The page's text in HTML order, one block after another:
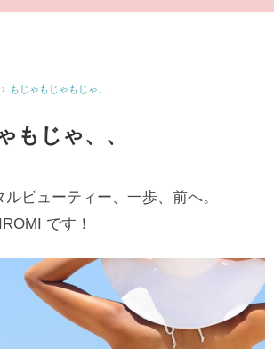
› もじゃもじゃもじゃ、、
もじゃ、、
ビューティー、一歩、前へ。
です！